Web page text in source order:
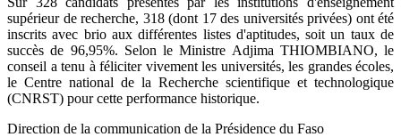
supérieur de recherche, 318 (dont 17 des universités privées) ont été
inscrits avec brio aux différentes listes d'aptitudes, soit un taux de
succès de 96,95%. Selon le Ministre Adjima THIOMBIANO, le
conseil a tenu à féliciter vivement les universités, les grandes écoles,
le Centre national de la Recherche scientifique et technologique
(CNRST) pour cette performance historique.
Direction de la communication de la Présidence du Faso